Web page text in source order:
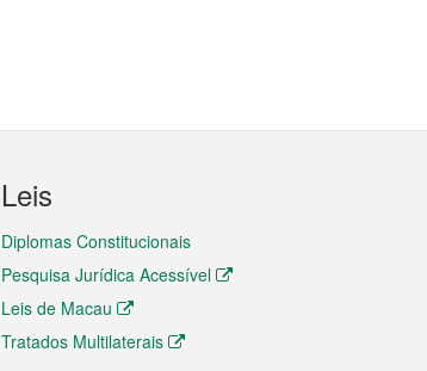
Leis
Diplomas Constitucionais
Pesquisa Jurídica Acessível
Leis de Macau
Tratados Multilaterais